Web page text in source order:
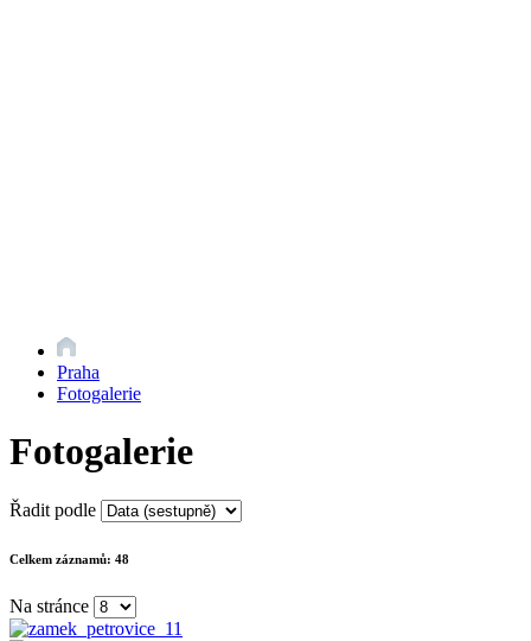
Praha
Fotogalerie
Fotogalerie
Řadit podle
Celkem záznamů: 48
Na stránce